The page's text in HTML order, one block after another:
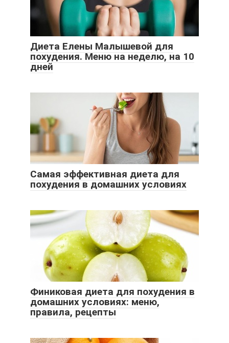
Диета Елены Малышевой для
похудения. Меню на неделю, на 10
дней
Самая эффективная диета для
похудения в домашних условиях
Финиковая диета для похудения в
домашних условиях: меню,
правила, рецепты